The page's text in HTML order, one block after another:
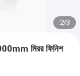
2/3
মিরর ফিনিশ